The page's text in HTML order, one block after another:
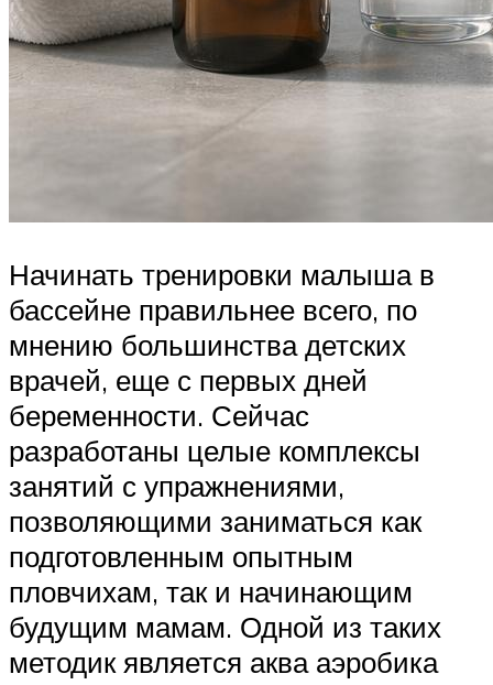
Начинать тренировки малыша в
бассейне правильнее всего, по
мнению большинства детских
врачей, еще с первых дней
беременности. Сейчас
разработаны целые комплексы
занятий с упражнениями,
позволяющими заниматься как
подготовленным опытным
пловчихам, так и начинающим
будущим мамам. Одной из таких
методик является аква аэробика